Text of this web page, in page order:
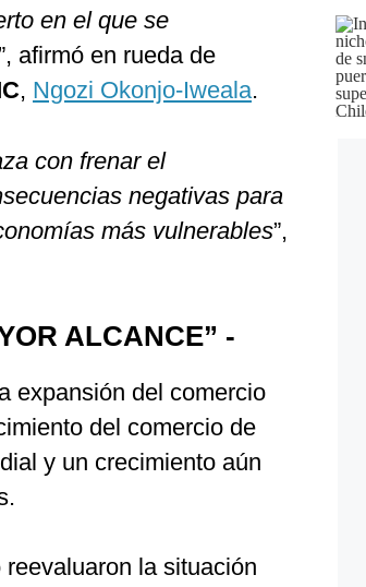
en el que se
afirmó en rueda de
, Ngozi Okonjo-Iweala.
con frenar el
negativas para
más vulnerables”,
ALCANCE” -
expansión del comercio
del comercio de
y un crecimiento aún
la situación